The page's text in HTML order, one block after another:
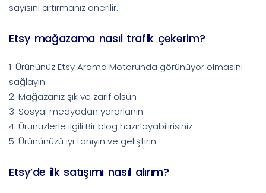
sayısını artırmanız önerilir.
Etsy mağazama nasıl trafik çekerim?
1. Ürününüz Etsy Arama Motorunda görünüyor olmasını
sağlayın
2. Mağazanız şık ve zarif olsun
3. Sosyal medyadan yararlanın
4. Ürünüzlerle ilgili Bir blog hazırlayabilirisiniz
5. Ürününüzü iyi tanıyın ve geliştirin
Etsy’de ilk satışımı nasıl alırım?